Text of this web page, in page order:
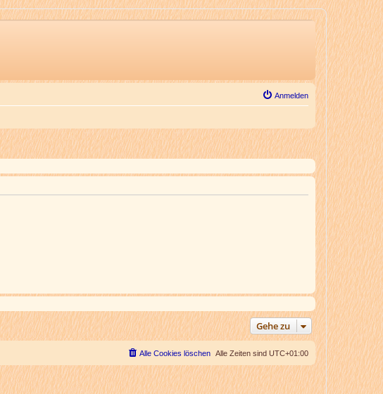
Anmelden
Gehe zu
Alle Zeiten sind UTC+01:00
Alle Cookies löschen